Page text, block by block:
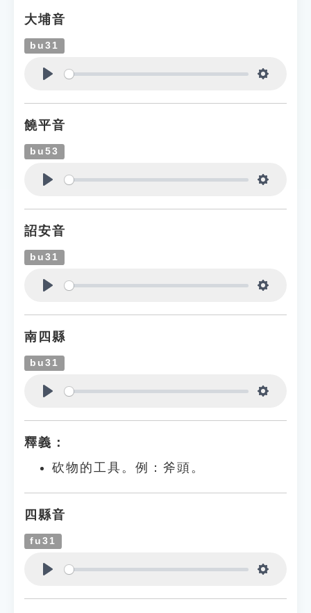
大埔音
bu31
饒平音
bu53
詔安音
bu31
南四縣
bu31
釋義：
砍物的工具。例：斧頭。
四縣音
fu31